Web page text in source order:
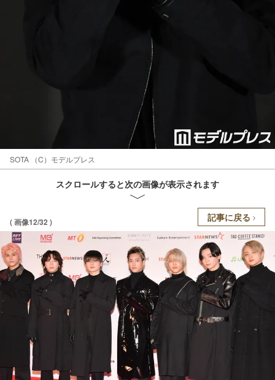
SOTA （C）モデルプレス
スクロールすると次の画像が表示されます
( 画像12/32 ) 記事に戻る